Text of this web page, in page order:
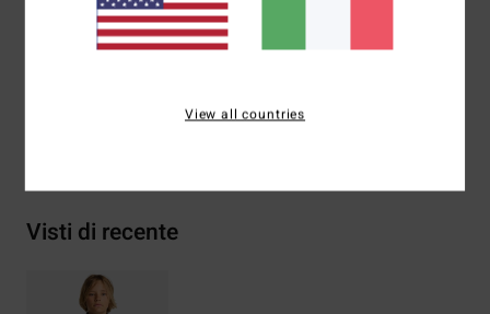
Composizione[Tessuto principale] 55% cotone, 25%
cotone riciclato, 20% poliestere riciclato
Visti di recente
View all countries